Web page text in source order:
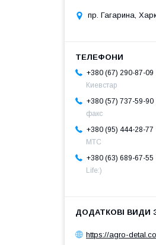
пр. Гагарина,
+380 (67) 290-87-09
Киевстар
+380 (57) 737-59-90
факс
+380 (95) 444-28-77
МТС
+380 (63) 689-67-55
Life:)
https://agro-